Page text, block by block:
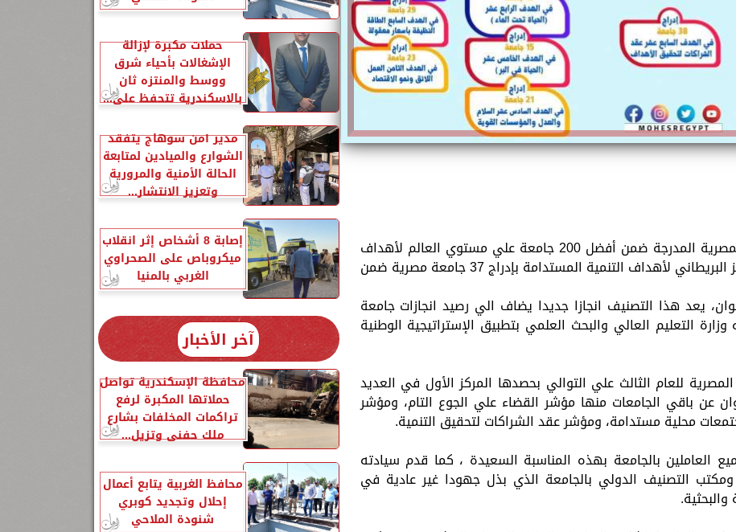
بعد تصدر جامعة أسوان قائمة الجامعة المصرية المدرجة ضمن أفضل 200 جامعة علي مستوي العالم لأهداف
التنمية المستدامة كما أعلن تصنيف التايمز البريطاني لأهداف التنمية المستدامة بإدراج 37 جامعة مصرية ضمن
يعد هذا التصنيف انجازا جديدا يضاف الي رصيد انجازات جامعة
التعليم العالي والبحث العلمي بتطبيق الإستراتيجية الوطنية
للعام الثالث علي التوالي بحصدها المركز الأول في العديد
عن باقي الجامعات منها مؤشر القضاء علي الجوع التام، ومؤشر
محلية مستدامة، ومؤشر عقد الشراكات لتحقيق التنمية.
العاملين بالجامعة بهذه المناسبة السعيدة ، كما قدم سيادته
ومكتب التصنيف الدولي بالجامعة الذي بذل جهودا غير عادية في
حملات مكبرة لإزالة
الإشغالات بأحياء شرق
ووسط والمنتزه ثان
بالاسكندرية تتحفظ على...
مدير أمن سوهاج يتفقد
الشوارع والميادين لمتابعة
الحالة الأمنية والمرورية
وتعزيز الانتشار...
إصابة 8 أشخاص إثر انقلاب
ميكروباص على الصحراوي
الغربي بالمنيا
آخر الأخبار
محافظة الإسكندرية تواصل
حملاتها المكبرة لرفع
تراكمات المخلفات بشارع
ملك حفني وتزيل...
محافظ الغربية يتابع أعمال
إحلال وتجديد كوبري
شنودة الملاحي